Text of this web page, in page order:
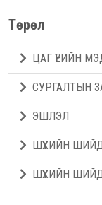
Төрөл
ЦАГ ҮЕИЙН
СУРГАЛТЫН
ЭШЛЭЛ
ШҮҮХИЙН
ШҮҮХИЙН